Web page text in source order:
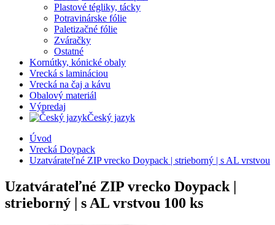
Plastové tégliky, tácky
Potravinárske fólie
Paletizačné fólie
Zváračky
Ostatné
Kornútky, kónické obaly
Vrecká s lamináciou
Vrecká na čaj a kávu
Obalový materiál
Výpredaj
Český jazyk
Úvod
Vrecká Doypack
Uzatvárateľné ZIP vrecko Doypack | strieborný | s AL vrstvou
Uzatvárateľné ZIP vrecko Doypack |
strieborný | s AL vrstvou 100 ks